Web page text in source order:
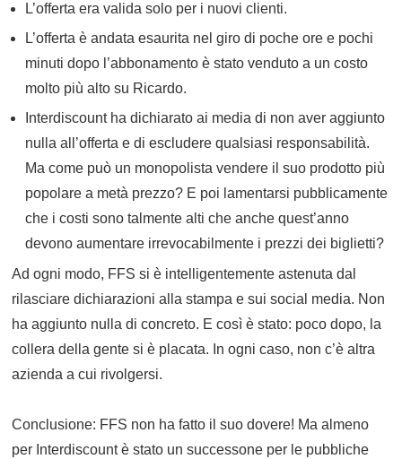
L’offerta era valida solo per i nuovi clienti.
L’offerta è andata esaurita nel giro di poche ore e pochi
minuti dopo l’abbonamento è stato venduto a un costo
molto più alto su Ricardo.
Interdiscount ha dichiarato ai media di non aver aggiunto
nulla all’offerta e di escludere qualsiasi responsabilità.
Ma come può un monopolista vendere il suo prodotto più
popolare a metà prezzo? E poi lamentarsi pubblicamente
che i costi sono talmente alti che anche quest’anno
devono aumentare irrevocabilmente i prezzi dei biglietti?
Ad ogni modo, FFS si è intelligentemente astenuta dal
rilasciare dichiarazioni alla stampa e sui social media. Non
ha aggiunto nulla di concreto. E così è stato: poco dopo, la
collera della gente si è placata. In ogni caso, non c’è altra
azienda a cui rivolgersi.
Conclusione: FFS non ha fatto il suo dovere! Ma almeno
per Interdiscount è stato un successone per le pubbliche